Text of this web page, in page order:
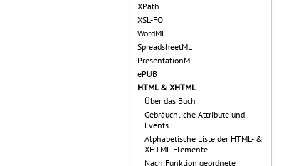
XPath
XSL-FO
WordML
SpreadsheetML
PresentationML
ePUB
HTML & XHTML
Über das Buch
Gebräuchliche Attribute und
Events
Alphabetische Liste der HTML- &
XHTML-Elemente
Nach Funktion geordnete